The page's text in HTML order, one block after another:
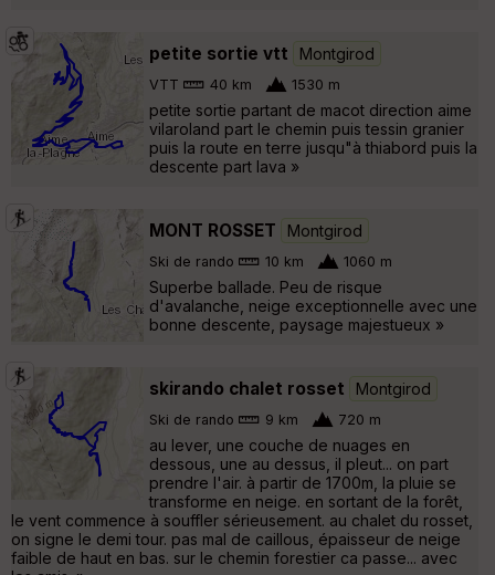
petite sortie vtt Montgirod
VTT 40 km 1530 m
petite sortie partant de macot direction aime
vilaroland part le chemin puis tessin granier
puis la route en terre jusqu"à thiabord puis la
descente part lava »
MONT ROSSET Montgirod
Ski de rando 10 km 1060 m
Superbe ballade. Peu de risque
d'avalanche, neige exceptionnelle avec une
bonne descente, paysage majestueux »
skirando chalet rosset Montgirod
Ski de rando 9 km 720 m
au lever, une couche de nuages en
dessous, une au dessus, il pleut... on part
prendre l'air. à partir de 1700m, la pluie se
transforme en neige. en sortant de la forêt,
le vent commence à souffler sérieusement. au chalet du rosset,
on signe le demi tour. pas mal de caillous, épaisseur de neige
faible de haut en bas. sur le chemin forestier ca passe... avec